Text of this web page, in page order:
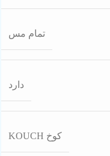
تمام مس
دارد
کوخ KOUCH